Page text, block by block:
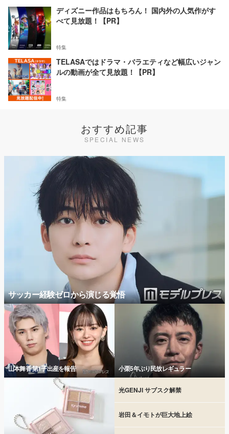
ディズニー作品はもちろん！ 国内外の人気作がす
べて見放題！【PR】
特集
TELASAではドラマ・バラエティなど幅広いジャン
ルの動画が全て見放題！【PR】
特集
おすすめ記事
SPECIAL NEWS
サッカー経験ゼロから演じる覚悟
山本舞香 第1子出産を報告 小栗5年ぶり民放レギュラー
光GENJI サブスク解禁
岩田＆イモトが巨大地上絵